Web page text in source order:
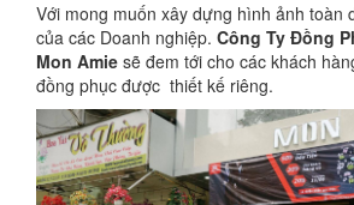
Với mong muốn xây dựng hình ảnh toàn
của các Doanh nghiệp. Công Ty Đồng
Mon Amie sẽ đem tới cho các khách
đồng phục được thiết kế riêng.